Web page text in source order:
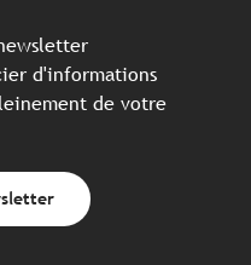
d'informations
de votre